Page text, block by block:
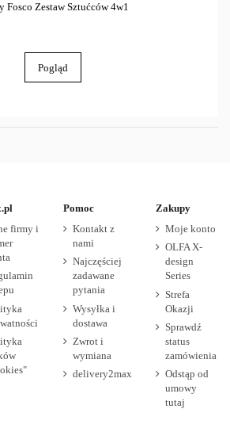
Zestaw Sztućców 4w1
Pogląd
firmy i
Pomoc
Kontakt z
nami
Najczęściej
zadawane
pytania
Wysyłka i
dostawa
Zwrot i
wymiana
delivery2max
Zakupy
Moje konto
OLFA X-
design
Series
Strefa
Okazji
Sprawdź
status
zamówienia
Odstąp od
umowy
tutaj